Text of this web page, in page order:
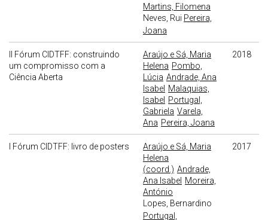
Martins, Filomena
Neves, Rui Pereira,
Joana
II Fórum CIDTFF: construindo
um compromisso com a
Ciência Aberta
Araújo e Sá, Maria
Helena Pombo,
Lúcia Andrade, Ana
Isabel Malaquias,
Isabel Portugal,
Gabriela Varela,
Ana Pereira, Joana
2018
I Fórum CIDTFF: livro de posters
Araújo e Sá, Maria
Helena
(coord.) Andrade,
Ana Isabel Moreira,
António
Lopes, Bernardino
Portugal,
2017